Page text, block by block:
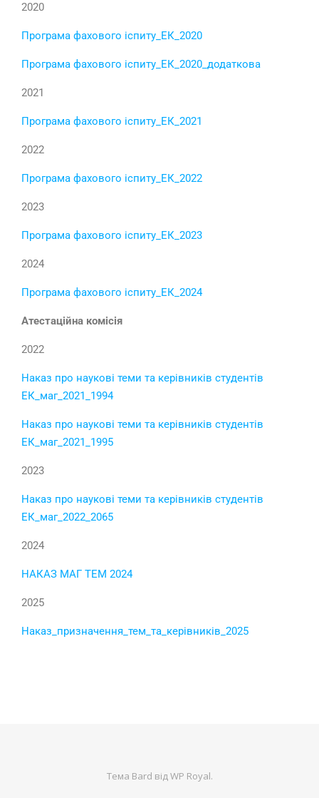
2020
Програма фахового іспиту_ЕК_2020
Програма фахового іспиту_ЕК_2020_додаткова
2021
Програма фахового іспиту_ЕК_2021
2022
Програма фахового іспиту_ЕК_2022
2023
Програма фахового іспиту_ЕК_2023
2024
Програма фахового іспиту_ЕК_2024
Атестаційна комісія
2022
Наказ про наукові теми та керівників студентів
ЕК_маг_2021_1994
Наказ про наукові теми та керівників студентів
ЕК_маг_2021_1995
2023
Наказ про наукові теми та керівників студентів
ЕК_маг_2022_2065
2024
НАКАЗ МАГ ТЕМ 2024
2025
Наказ_призначення_тем_та_керівників_2025
Тема Bard відWP Royal.